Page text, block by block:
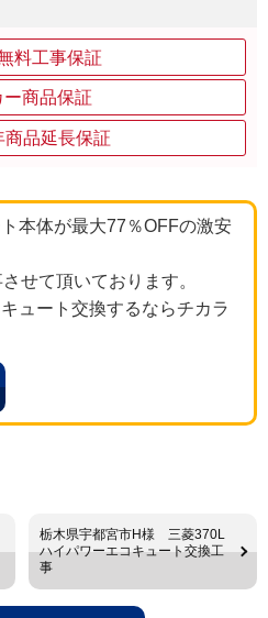
料工事保証
ー商品保証
商品延長保証
本体が最大77％OFFの激安
せて頂いております。
ュート交換するならチカラ
栃木県宇都宮市H様 三菱370L
ハイパワーエコキュート交換工
事